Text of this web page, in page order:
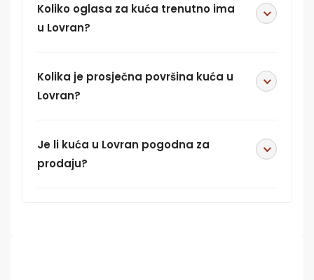
Koliko oglasa za kuća trenutno ima
u Lovran?
Kolika je prosječna površina kuća u
Lovran?
Je li kuća u Lovran pogodna za
prodaju?